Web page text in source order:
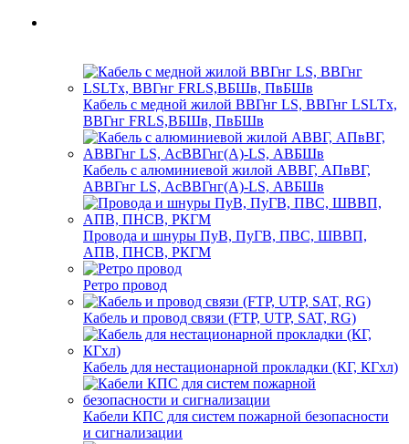
Кабель с медной жилой ВВГнг LS, ВВГнг LSLTx,
ВВГнг FRLS,ВБШв, ПвБШв
Кабель с алюминиевой жилой АВВГ, АПвВГ,
АВВГнг LS, АсВВГнг(А)-LS, АВБШв
Провода и шнуры ПуВ, ПуГВ, ПВС, ШВВП,
АПВ, ПНСВ, РКГМ
Ретро провод
Кабель и провод связи (FTP, UTP, SAT, RG)
Кабель для нестационарной прокладки (КГ, КГхл)
Кабели КПС для систем пожарной безопасности
и сигнализации